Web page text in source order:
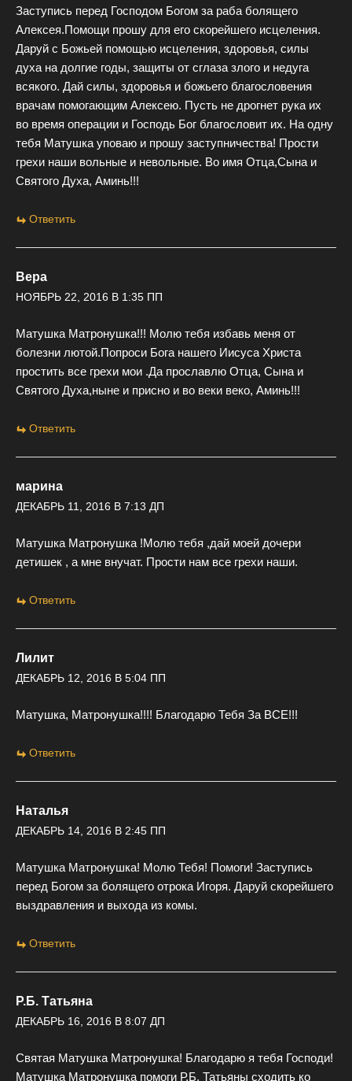
Заступись перед Господом Богом за раба болящего
Алексея.Помощи прошу для его скорейшего исцеления.
Даруй с Божьей помощью исцеления, здоровья, силы
духа на долгие годы, защиты от сглаза злого и недуга
всякого. Дай силы, здоровья и божьего благословения
врачам помогающим Алексею. Пусть не дрогнет рука их
во время операции и Господь Бог благословит их. На одну
тебя Матушка уповаю и прошу заступничества! Прости
грехи наши вольные и невольные. Во имя Отца,Сына и
Святого Духа, Аминь!!!
Ответить
Вера
НОЯБРЬ 22, 2016 В 1:35 ПП
Матушка Матронушка!!! Молю тебя избавь меня от
болезни лютой.Попроси Бога нашего Иисуса Христа
простить все грехи мои .Да прославлю Отца, Сына и
Святого Духа,ныне и присно и во веки веко, Аминь!!!
Ответить
марина
ДЕКАБРЬ 11, 2016 В 7:13 ДП
Матушка Матронушка !Молю тебя ,дай моей дочери
детишек , а мне внучат. Прости нам все грехи наши.
Ответить
Лилит
ДЕКАБРЬ 12, 2016 В 5:04 ПП
Матушка, Матронушка!!!! Благодарю Тебя За ВСЕ!!!
Ответить
Наталья
ДЕКАБРЬ 14, 2016 В 2:45 ПП
Матушка Матронушка! Молю Тебя! Помоги! Заступись
перед Богом за болящего отрока Игоря. Даруй скорейшего
выздравления и выхода из комы.
Ответить
Р.Б. Татьяна
ДЕКАБРЬ 16, 2016 В 8:07 ДП
Святая Матушка Матронушка! Благодарю я тебя Господи!
Матушка Матронушка помоги Р.Б. Татьяны сходить ко